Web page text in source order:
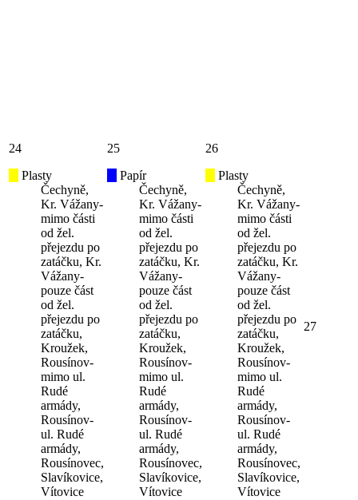
24
Plasty
Čechyně,
Kr. Vážany-
mimo části
od žel.
přejezdu po
zatáčku, Kr.
Vážany-
pouze část
od žel.
přejezdu po
zatáčku,
Kroužek,
Rousínov-
mimo ul.
Rudé
armády,
Rousínov-
ul. Rudé
armády,
Rousínovec,
Slavíkovice,
Vítovice
25
Papír
Čechyně,
Kr. Vážany-
mimo části
od žel.
přejezdu po
zatáčku, Kr.
Vážany-
pouze část
od žel.
přejezdu po
zatáčku,
Kroužek,
Rousínov-
mimo ul.
Rudé
armády,
Rousínov-
ul. Rudé
armády,
Rousínovec,
Slavíkovice,
Vítovice
26
Plasty
Čechyně,
Kr. Vážany-
mimo části
od žel.
přejezdu po
zatáčku, Kr.
Vážany-
pouze část
od žel.
přejezdu po
zatáčku,
Kroužek,
Rousínov-
mimo ul.
Rudé
armády,
Rousínov-
ul. Rudé
armády,
Rousínovec,
Slavíkovice,
Vítovice
27